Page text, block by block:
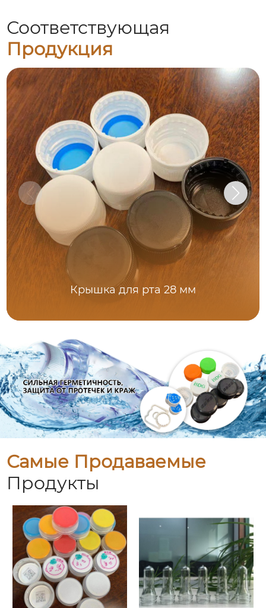
Соответствующая
Продукция
Крышка для рта 28 мм
Самые Продаваемые
Продукты